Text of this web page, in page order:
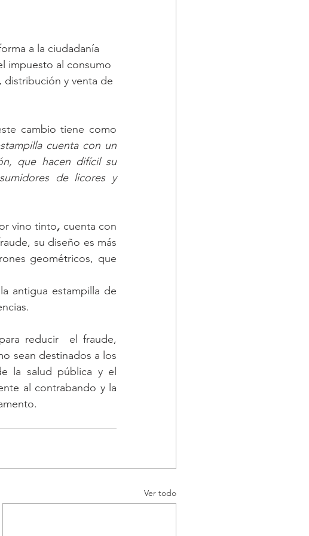
a la ciudadanía
impuesto al consumo
y venta de
cambio tiene como
cuenta con un
que hacen difícil su
de licores y
vino tinto, cuenta con
su diseño es más
geométricos, que
antigua estampilla de
reducir  el fraude,
sean destinados a los
la salud pública y el
al contrabando y la
Ver todo